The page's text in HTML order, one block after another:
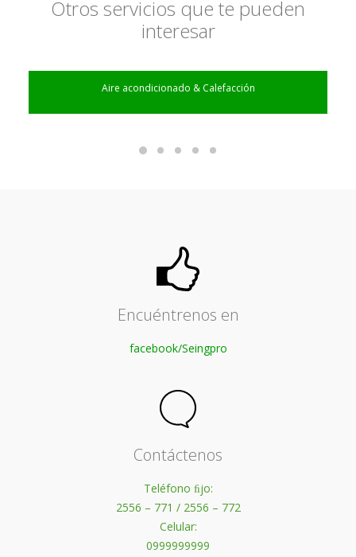
Otros servicios que te pueden
interesar
Aire acondicionado & Calefacción
Encuéntrenos en
facebook/Seingpro
Contáctenos
Teléfono ﬁjo:
2556 – 771 / 2556 – 772
Celular:
0999999999